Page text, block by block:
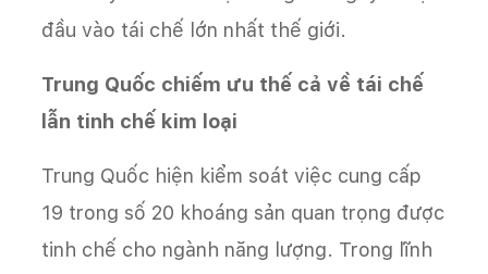
đầu vào tái chế lớn nhất thế giới.
Trung Quốc chiếm ưu thế cả về tái chế
lẫn tinh chế kim loại
Trung Quốc hiện kiểm soát việc cung cấp
19 trong số 20 khoáng sản quan trọng được
tinh chế cho ngành năng lượng. Trong lĩnh